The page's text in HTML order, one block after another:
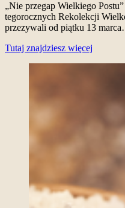
„Nie przegap Wielkiego
tegorocznych Rekolekcji
przezywali od piątku 13
Tutaj znajdziesz więcej